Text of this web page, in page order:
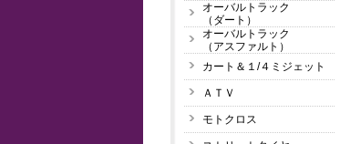
オーバルトラック
（ダート）
オーバルトラック
（アスファルト）
カート＆１/４ミジェット
ＡＴＶ
モトクロス